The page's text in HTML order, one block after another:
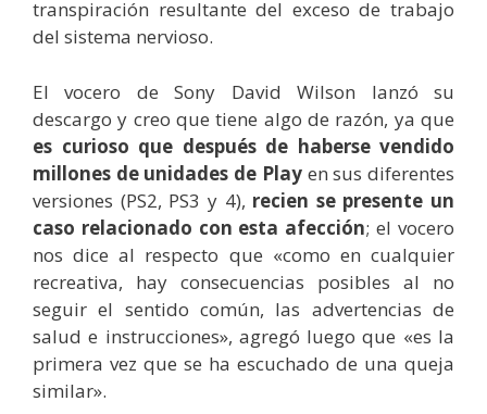
transpiración resultante del exceso de trabajo
del sistema nervioso.
El vocero de Sony David Wilson lanzó su
descargo y creo que tiene algo de razón, ya que
es curioso que después de haberse vendido
millones de unidades de Playen sus diferentes
versiones (PS2, PS3 y 4), recien se presente un
caso relacionado con esta afección; el vocero
nos dice al respecto que «como en cualquier
recreativa, hay consecuencias posibles al no
seguir el sentido común, las advertencias de
salud e instrucciones», agregó luego que «es la
primera vez que se ha escuchado de una queja
similar».